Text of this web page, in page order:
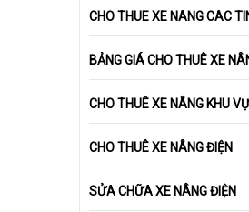
CHO THUE XE NANG CAC
BẢNG GIÁ CHO THUÊ XE
CHO THUÊ XE NÂNG KHU
CHO THUÊ XE NÂNG ĐIỆN
SỬA CHỮA XE NÂNG ĐIỆN